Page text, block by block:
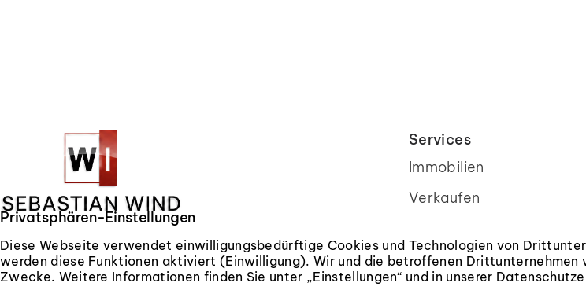
Ihr Immobilienmakler im Siebengebirge –
kompetent, persönlich und seit 2004 vor
Ort.
Services
Immobilien
Verkaufen
Kundenstimmen
Privatsphären-Einstellungen
Diese Webseite verwendet einwilligungsbedürftige Cookies und Technologien von
werden diese Funktionen aktiviert (Einwilligung). Wir und die betroffenen
Zwecke. Weitere Informationen finden Sie unter „Einstellungen“ und in unserer